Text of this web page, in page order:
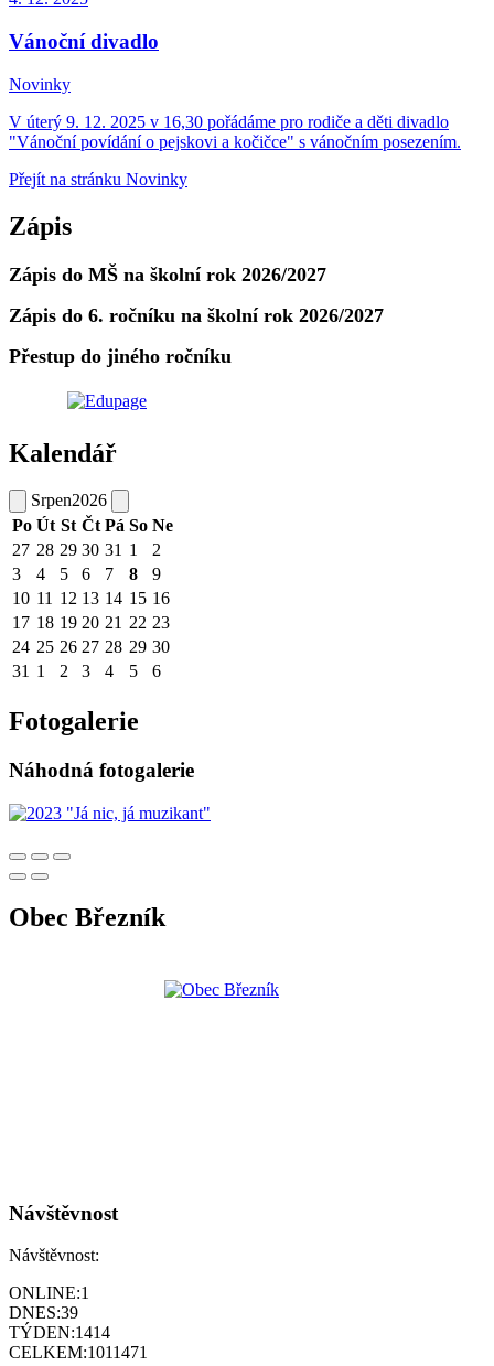
Vánoční divadlo
Novinky
V úterý 9. 12. 2025 v 16,30 pořádáme pro rodiče a děti divadlo
"Vánoční povídání o pejskovi a kočičce" s vánočním posezením.
Přejít na stránku Novinky
Zápis
Zápis do MŠ na školní rok 2026/2027
Zápis do 6. ročníku na školní rok 2026/2027
Přestup do jiného ročníku
Kalendář
Srpen2026
Po Út St Čt Pá So Ne
27 28 29 30 31 1
2
3
4 5 6 7 8
9
10 11 12 13 14 15 16
17 18 19 20 21 22 23
24 25 26 27 28 29 30
31 1 2 3 4 5 6
Fotogalerie
Náhodná fotogalerie
Obec Březník
Návštěvnost
Návštěvnost:
ONLINE:1
DNES:39
TÝDEN:1414
CELKEM:1011471